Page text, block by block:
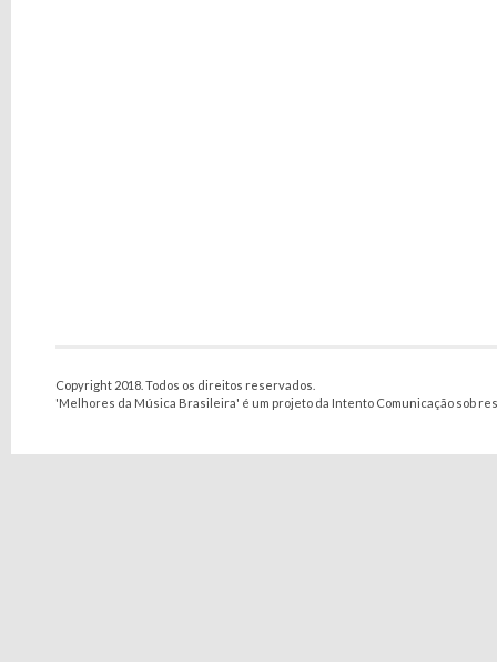
Copyright 2018. Todos os direitos reservados.
'Melhores da Música Brasileira' é um projeto da Intento Comunicação sob